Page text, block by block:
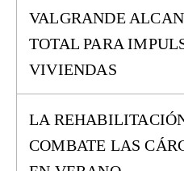
VALGRANDE
TOTAL PARA
VIVIENDAS
LA
COMBATE LAS